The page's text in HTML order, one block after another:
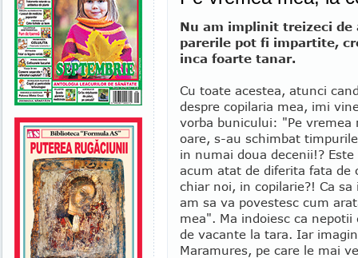
Nu am implinit treizeci de
parerile pot fi impartite,
inca foarte tanar.
Cu toate acestea, atunci
despre copilaria mea, imi
vorba bunicului: "Pe vremea
oare, s-au schimbat
in numai doua decenii!?
acum atat de diferita fata de
chiar noi, in copilarie?! Ca
am sa va povestesc cum
mea". Ma indoiesc ca
de vacante la tara. Iar
Maramures, pe care le mai